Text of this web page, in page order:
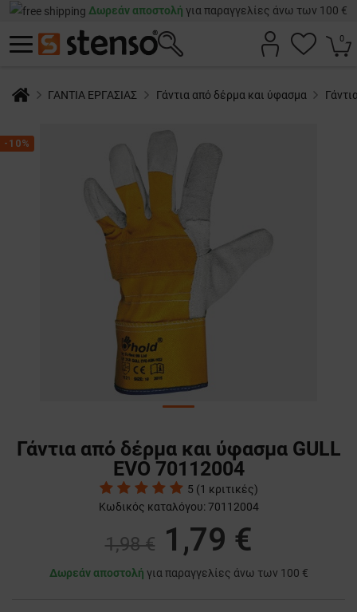
Δωρεάν αποστολή για παραγγελίες άνω των 100 €
0
ΓΑΝΤΙΑ ΕΡΓΑΣΙΑΣ Γάντια από δέρμα και ύφασμα
-10%
Γάντια από δέρμα και ύφασμα GULL
EVO 70112004
5 (1 κριτικές)
Κωδικός καταλόγου: 70112004
1,98 € 1,79 €
Δωρεάν αποστολή για παραγγελίες άνω των 100 €